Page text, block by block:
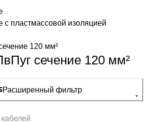
с пластмассовой изоляцией
120 мм²
сечение 120 мм²
Расширенный фильтр